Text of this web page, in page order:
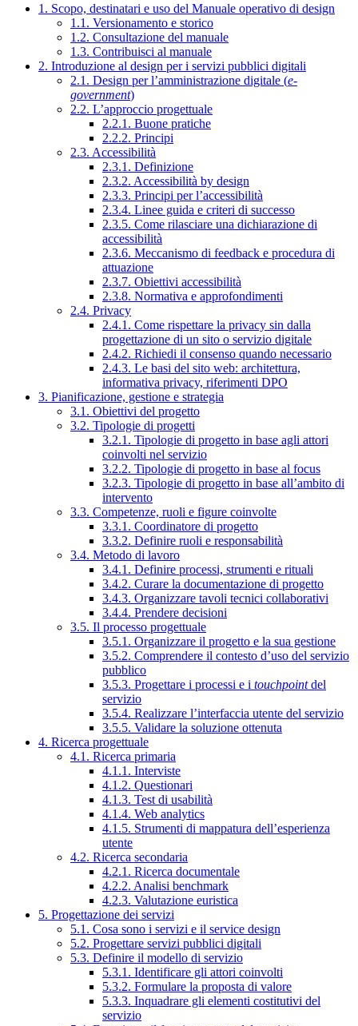
1. Scopo, destinatari e uso del Manuale operativo di design
1.1. Versionamento e storico
1.2. Consultazione del manuale
1.3. Contribuisci al manuale
2. Introduzione al design per i servizi pubblici digitali
2.1. Design per l’amministrazione digitale (e-
government)
2.2. L’approccio progettuale
2.2.1. Buone pratiche
2.2.2. Principi
2.3. Accessibilità
2.3.1. Definizione
2.3.2. Accessibilità by design
2.3.3. Principi per l’accessibilità
2.3.4. Linee guida e criteri di successo
2.3.5. Come rilasciare una dichiarazione di
accessibilità
2.3.6. Meccanismo di feedback e procedura di
attuazione
2.3.7. Obiettivi accessibilità
2.3.8. Normativa e approfondimenti
2.4. Privacy
2.4.1. Come rispettare la privacy sin dalla
progettazione di un sito o servizio digitale
2.4.2. Richiedi il consenso quando necessario
2.4.3. Le basi del sito web: architettura,
informativa privacy, riferimenti DPO
3. Pianificazione, gestione e strategia
3.1. Obiettivi del progetto
3.2. Tipologie di progetti
3.2.1. Tipologie di progetto in base agli attori
coinvolti nel servizio
3.2.2. Tipologie di progetto in base al focus
3.2.3. Tipologie di progetto in base all’ambito di
intervento
3.3. Competenze, ruoli e figure coinvolte
3.3.1. Coordinatore di progetto
3.3.2. Definire ruoli e responsabilità
3.4. Metodo di lavoro
3.4.1. Definire processi, strumenti e rituali
3.4.2. Curare la documentazione di progetto
3.4.3. Organizzare tavoli tecnici collaborativi
3.4.4. Prendere decisioni
3.5. Il processo progettuale
3.5.1. Organizzare il progetto e la sua gestione
3.5.2. Comprendere il contesto d’uso del servizio
pubblico
3.5.3. Progettare i processi e i touchpointdel
servizio
3.5.4. Realizzare l’interfaccia utente del servizio
3.5.5. Validare la soluzione ottenuta
4. Ricerca progettuale
4.1. Ricerca primaria
4.1.1. Interviste
4.1.2. Questionari
4.1.3. Test di usabilità
4.1.4. Web analytics
4.1.5. Strumenti di mappatura dell’esperienza
utente
4.2. Ricerca secondaria
4.2.1. Ricerca documentale
4.2.2. Analisi benchmark
4.2.3. Valutazione euristica
5. Progettazione dei servizi
5.1. Cosa sono i servizi e il service design
5.2. Progettare servizi pubblici digitali
5.3. Definire il modello di servizio
5.3.1. Identificare gli attori coinvolti
5.3.2. Formulare la proposta di valore
5.3.3. Inquadrare gli elementi costitutivi del
servizio